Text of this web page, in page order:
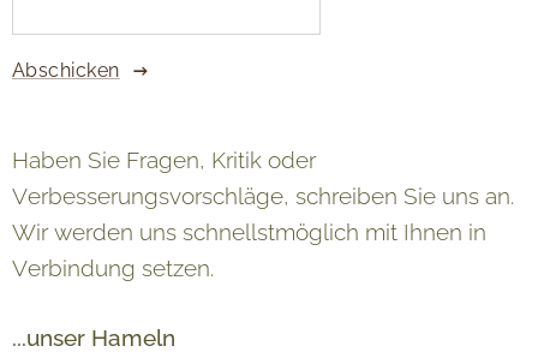
Abschicken
Haben Sie Fragen, Kritik oder
Verbesserungsvorschläge, schreiben Sie uns an.
Wir werden uns schnellstmöglich mit Ihnen in
Verbindung setzen.
...unser Hameln